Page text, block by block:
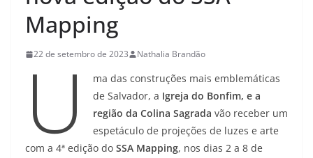
Mapping
22 de setembro de 2023 Nathalia Brandão
U
ma das construções mais emblemáticas
de Salvador, a Igreja do Bonfim, e a
região da Colina Sagrada vão receber um
espetáculo de projeções de luzes e arte
com a 4ª edição do SSA Mapping, nos dias 2 a 8 de